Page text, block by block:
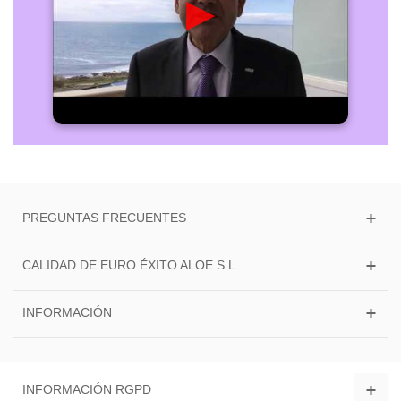
▶
PREGUNTAS FRECUENTES
CALIDAD DE EURO ÉXITO ALOE S.L.
INFORMACIÓN
INFORMACIÓN RGPD